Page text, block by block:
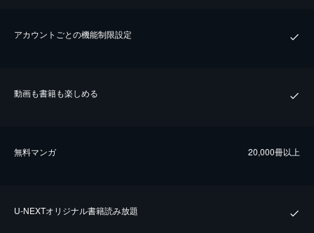
アカウントごとの機能制限設定
動画も書籍も楽しめる
無料マンガ 20,000冊以上
U-NEXTオリジナル書籍読み放題